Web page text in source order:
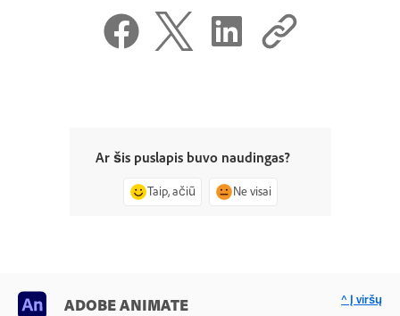
Ar šis puslapis buvo naudingas?
Taip, ačiū Ne visai
ADOBE ANIMATE ^ Į viršų